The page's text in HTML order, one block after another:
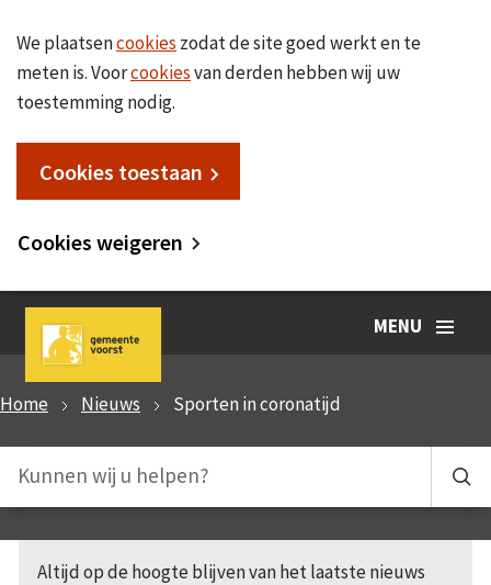
We plaatsencookies zodat de site goed werkt en te
meten is. Voorcookiesvan derden hebben wij uw
toestemming nodig.
Cookies toestaan
Cookies weigeren
MENU
Home Nieuws Sporten in coronatijd
Altijd op de hoogte blijven van het laatste nieuws